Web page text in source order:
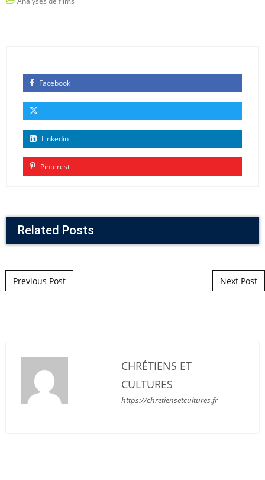
Facebook
Linkedin
Pinterest
Related Posts
Post navigation
Previous Post Next Post
CHRÉTIENS ET
CULTURES
https://chretiensetcultures.fr